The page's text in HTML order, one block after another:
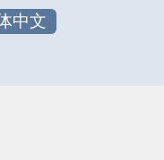
中文